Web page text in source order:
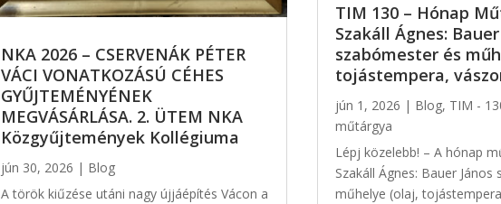
NKA 2026 – CSERVENÁK PÉTER
VÁCI VONATKOZÁSÚ CÉHES
GYŰJTEMÉNYÉNEK
MEGVÁSÁRLÁSA. 2. ÜTEM NKA
Közgyűjtemények Kollégiuma
jún 30, 2026 | Blog
A török kiűzése utáni nagy újjáépítés Vácon a
TIM 130 – Hónap
Szakáll Ágnes:
szabómester és
tojástempera,
jún 1, 2026 | Blog, TIM -
műtárgya
Lépj közelebb! – A hónap
Szakáll Ágnes: Bauer János
műhelye (olaj,